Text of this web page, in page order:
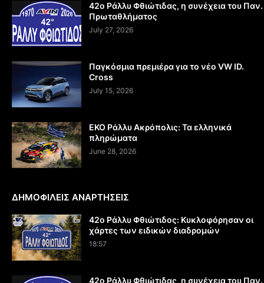
42ο Ράλλυ Φθιώτιδας, η συνέχεια του Παν.
Πρωταθλήματος
July 27, 2026
Παγκόσμια πρεμιέρα για το νέο VW ID.
Cross
July 15, 2026
EKO Ράλλυ Ακρόπολις: Τα ελληνικά
πληρώματα
June 28, 2026
ΔΗΜΟΦΙΛΕΙΣ ΑΝΑΡΤΗΣΕΙΣ
42ο Ράλλυ Φθιώτιδος: Κυκλοφόρησαν οι
χάρτες των ειδικών διαδρομών
18:57
42ο Ράλλυ Φθιώτιδας, η συνέχεια του Παν.